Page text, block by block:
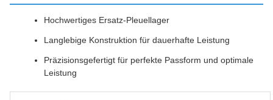
Hochwertiges Ersatz-Pleuellager
Langlebige Konstruktion für dauerhafte Leistung
Präzisionsgefertigt für perfekte Passform und optimale
Leistung